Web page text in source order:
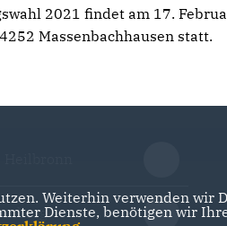
2021 findet am 17.
Massenbachhausen statt.
Weiterhin verwenden
Dienste, benötigen wir